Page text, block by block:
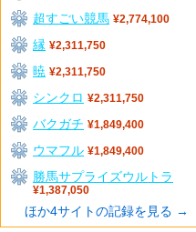
超すごい競馬 ¥2,774,100
縁 ¥2,311,750
暁 ¥2,311,750
シンクロ ¥2,311,750
バクガチ ¥1,849,400
ウマフル ¥1,849,400
勝馬サプライズウルトラ
¥1,387,050
ほか4サイトの記録を見る →